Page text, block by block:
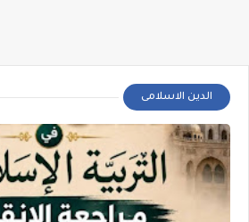
الدين الاسلامى